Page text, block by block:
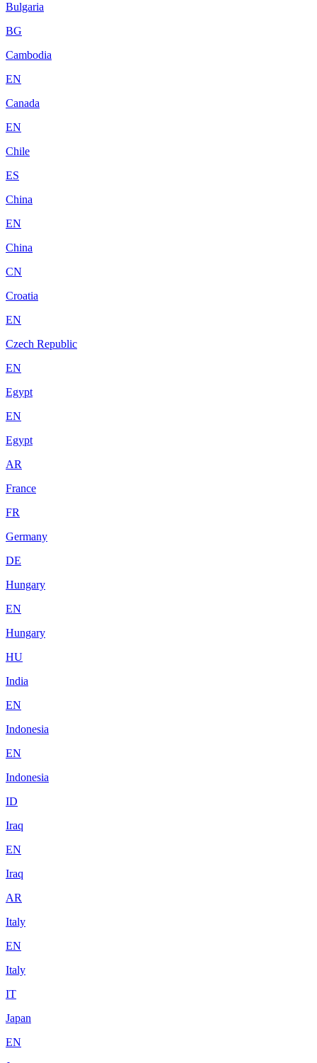
Bulgaria
BG
Cambodia
EN
Canada
EN
Chile
ES
China
EN
China
CN
Croatia
EN
Czech Republic
EN
Egypt
EN
Egypt
AR
France
FR
Germany
DE
Hungary
EN
Hungary
HU
India
EN
Indonesia
EN
Indonesia
ID
Iraq
EN
Iraq
AR
Italy
EN
Italy
IT
Japan
EN